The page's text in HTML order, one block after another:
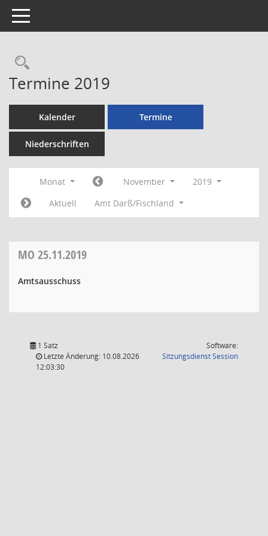
Toggle navigation
Rechercheauswahl
Termine 2019
Kalender Termine
Niederschriften
Monat November
2019
Aktuell
Amt Darß/Fischland
MO 25.11.2019
Amtsausschuss
1 Satz
Letzte Änderung: 10.08.2026
12:03:30
Software:
SitzungsdienstSession(Wird in